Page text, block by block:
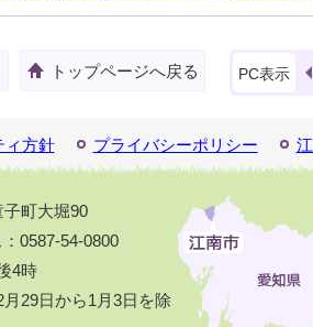
トップページへ戻る PC表示
ィ方針 プライバシーポリシー
町大堀90
0587-54-0800
4時
月29日から1月3日を除